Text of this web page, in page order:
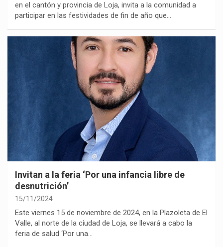
en el cantón y provincia de Loja, invita a la comunidad a
participar en las festividades de fin de año que…
Invitan a la feria ‘Por una infancia libre de
desnutrición’
15/11/2024
Este viernes 15 de noviembre de 2024, en la Plazoleta de El
Valle, al norte de la ciudad de Loja, se llevará a cabo la
feria de salud ‘Por una…